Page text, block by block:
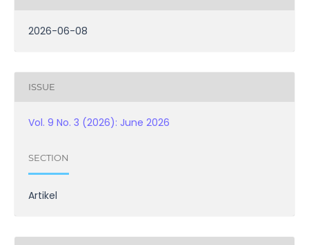
2026-06-08
ISSUE
Vol. 9 No. 3 (2026): June 2026
SECTION
Artikel